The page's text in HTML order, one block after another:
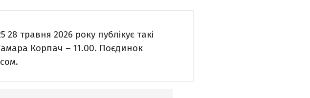
28 травня 2026 року публікує такі
Корпач – 11.00. Поєдинок